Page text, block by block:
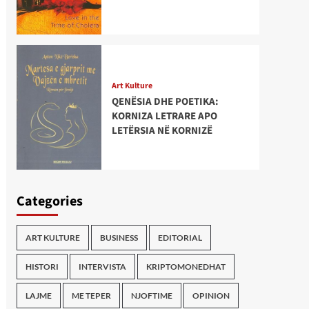
Art Kulture
QENËSIA DHE POETIKA:
KORNIZA LETRARE APO
LETËRSIA NË KORNIZË
Categories
ART KULTURE BUSINESS EDITORIAL
HISTORI INTERVISTA KRIPTOMONEDHAT
LAJME ME TEPER NJOFTIME OPINION